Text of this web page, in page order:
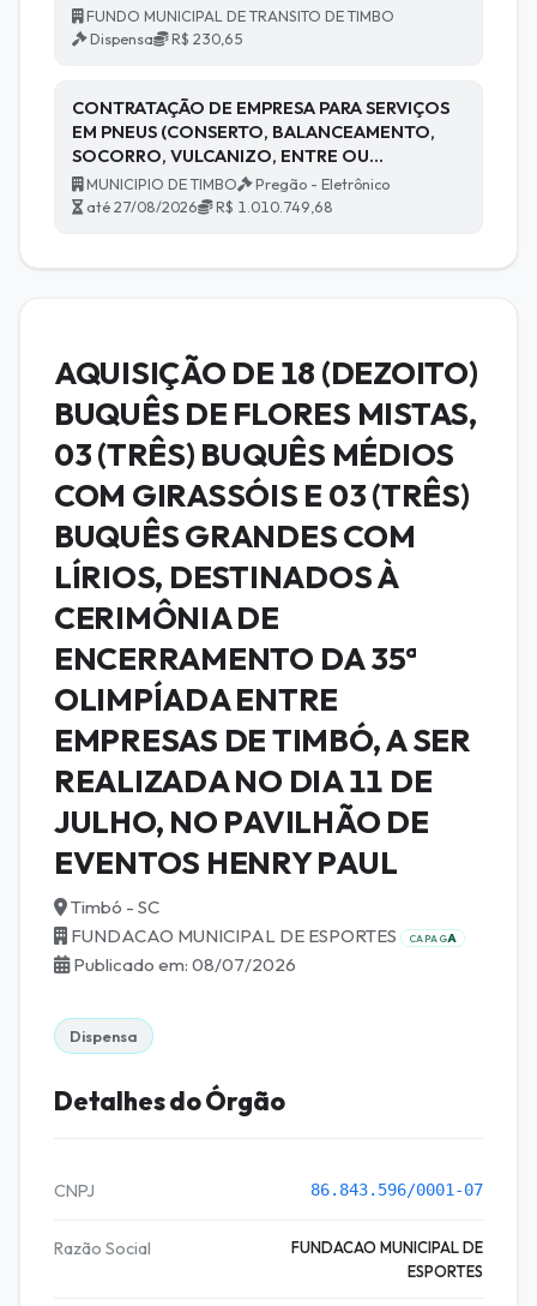
FUNDO MUNICIPAL DE TRANSITO DE TIMBO
Dispensa
R$ 230,65
CONTRATAÇÃO DE EMPRESA PARA SERVIÇOS
EM PNEUS (CONSERTO, BALANCEAMENTO,
SOCORRO, VULCANIZO, ENTRE OU…
MUNICIPIO DE TIMBO
Pregão - Eletrônico
até 27/08/2026
R$ 1.010.749,68
AQUISIÇÃO DE 18 (DEZOITO)
BUQUÊS DE FLORES MISTAS,
03 (TRÊS) BUQUÊS MÉDIOS
COM GIRASSÓIS E 03 (TRÊS)
BUQUÊS GRANDES COM
LÍRIOS, DESTINADOS À
CERIMÔNIA DE
ENCERRAMENTO DA 35ª
OLIMPÍADA ENTRE
EMPRESAS DE TIMBÓ, A SER
REALIZADA NO DIA 11 DE
JULHO, NO PAVILHÃO DE
EVENTOS HENRY PAUL
Timbó - SC
FUNDACAO MUNICIPAL DE ESPORTES
CAPAGA
Publicado em: 08/07/2026
Dispensa
Detalhes do Órgão
CNPJ 86.843.596/0001-07
Razão Social
FUNDACAO MUNICIPAL DE
ESPORTES